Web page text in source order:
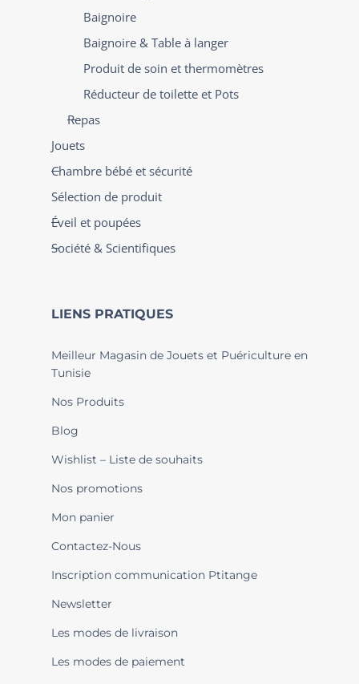
Baignoire
Baignoire & Table à langer
Produit de soin et thermomètres
Réducteur de toilette et Pots
Repas
Jouets
Chambre bébé et sécurité
Sélection de produit
Éveil et poupées
Société & Scientifiques
LIENS PRATIQUES
Meilleur Magasin de Jouets et Puériculture en
Tunisie
Nos Produits
Blog
Wishlist – Liste de souhaits
Nos promotions
Mon panier
Contactez-Nous
Inscription communication Ptitange
Newsletter
Les modes de livraison
Les modes de paiement